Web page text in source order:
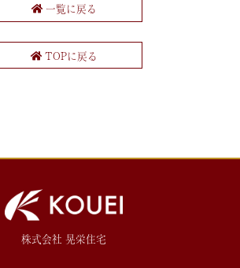
一覧に戻る
TOPに戻る
株式会社 晃栄住宅